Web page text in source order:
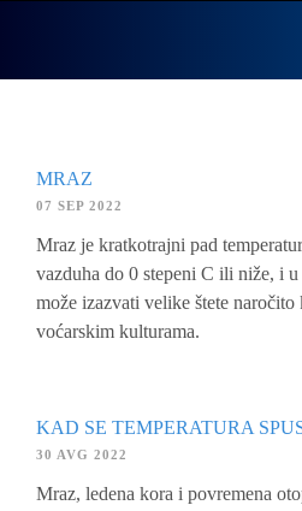
MRAZ
07 SEP 2022
Mraz je kratkotrajni pad
vazduha do 0 stepeni C ili niže, i
može izazvati velike štete naročito
voćarskim kulturama.
KAD SE TEMPERATURA
30 AVG 2022
Mraz, ledena kora i povremena